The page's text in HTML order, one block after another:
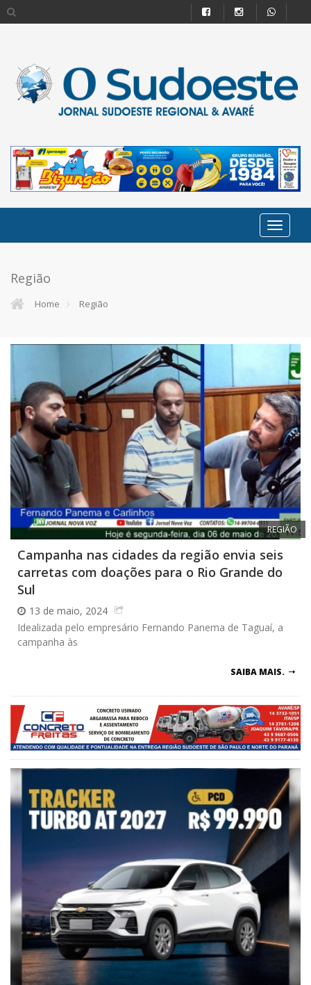
Região
Home Região
REGIÃO
Campanha nas cidades da região envia seis
carretas com doações para o Rio Grande do
Sul
13 de maio, 2024
Idealizada pelo empresário Fernando Panema de Taguaí, a
campanha às
SAIBA MAIS.